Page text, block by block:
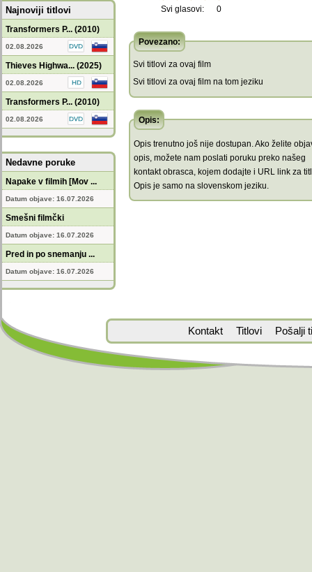
Najnoviji titlovi
Transformers P... (2010)
02.08.2026
Thieves Highwa... (2025)
02.08.2026
Transformers P... (2010)
02.08.2026
Nedavne poruke
Napake v filmih [Mov ...
Datum objave: 16.07.2026
Smešni filmčki
Datum objave: 16.07.2026
Pred in po snemanju ...
Datum objave: 16.07.2026
Svi glasovi: 0
Povezano:
Svi titlovi za ovaj film
Svi titlovi za ovaj film na tom jeziku
Opis:
Opis trenutno još nije dostupan. Ako želite
opis, možete nam poslati poruku preko našeg
kontakt obrasca, kojem dodajte i URL link za
Opis je samo na slovenskom jeziku.
Kontakt Titlovi Pošalji